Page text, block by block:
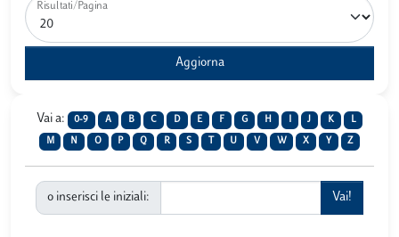
Risultati/Pagina
Vai a: 0-9 A B C D E F G H J K L
M N O P Q R S U V W X Y Z
o inserisci le iniziali: